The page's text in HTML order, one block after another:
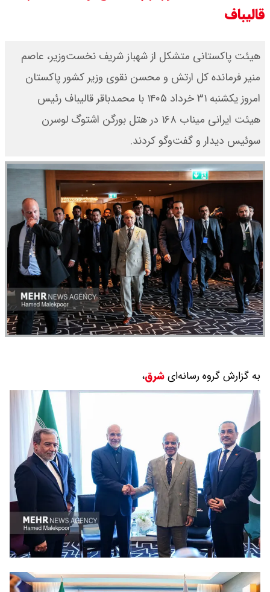
قالیباف
هیئت پاکستانی متشکل از شهباز شریف نخست‌وزیر، عاصم
منیر فرمانده کل ارتش و محسن نقوی وزیر کشور پاکستان
امروز یکشنبه ۳۱ خرداد ۱۴۰۵ با محمدباقر قالیباف رئیس
هیئت ایرانی میناب ۱۶۸ در هتل بورگن اشتوگ لوسرن
سوئیس دیدار و گفت‌وگو کردند.
به گزارش گروه رسانه‌ایشرق،